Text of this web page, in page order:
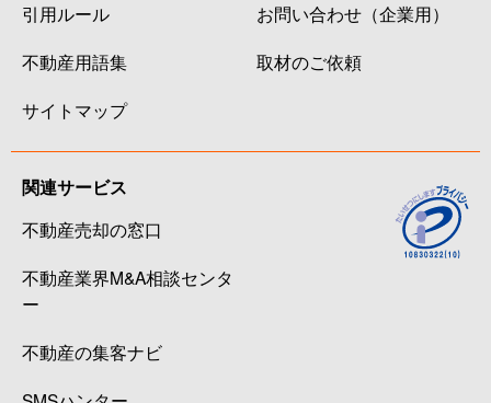
引用ルール
不動産用語集
サイトマップ
お問い合わせ（企業用）
取材のご依頼
関連サービス
不動産売却の窓口
不動産業界M&A相談センタ
ー
不動産の集客ナビ